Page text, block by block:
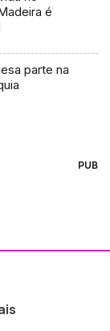
é
parte na
PUB